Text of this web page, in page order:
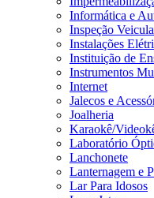
Informática e
Inspeção
Instalações
Instituição de
Instrumentos
Internet
Jalecos e
Joalheria
Karaokê/
Laboratório
Lanchonete
Lanternagem e
Lar Para Idosos